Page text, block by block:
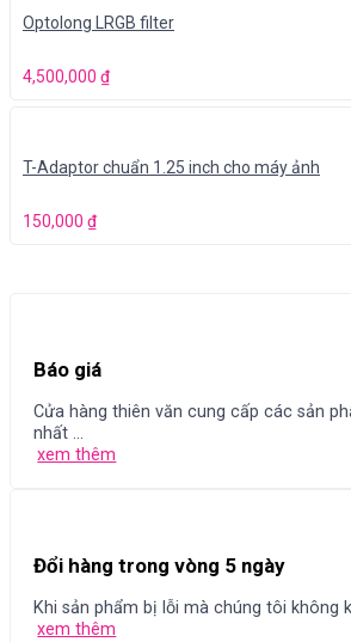
Optolong LRGB filter
4,500,000 ₫
T-Adaptor chuẩn 1.25 inch cho máy ảnh
150,000 ₫
Báo giá
Cửa hàng thiên văn cung cấp các sản
nhất ...
xem thêm
Đổi hàng trong vòng 5 ngày
Khi sản phẩm bị lỗi mà chúng tôi không
xem thêm